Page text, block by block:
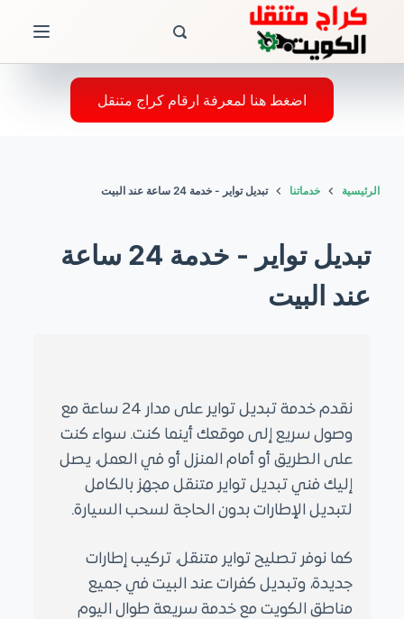
اضغط هنا لمعرفة ارقام كراج متنقل
الرئيسية خدماتنا تبديل تواير - خدمة 24 ساعة عند البيت
تبديل تواير - خدمة 24 ساعة
عند البيت
نقدم خدمة تبديل تواير على مدار 24 ساعة مع
وصول سريع إلى موقعك أينما كنت. سواء كنت
على الطريق أو أمام المنزل أو في العمل، يصل
إليك فني تبديل تواير متنقل مجهز بالكامل
لتبديل الإطارات بدون الحاجة لسحب السيارة.
كما نوفر تصليح تواير متنقل، تركيب إطارات
جديدة، وتبديل كفرات عند البيت في جميع
مناطق الكويت مع خدمة سريعة طوال اليوم